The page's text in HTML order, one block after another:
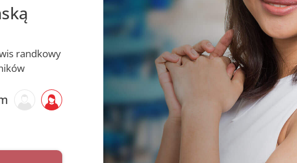
randkowy